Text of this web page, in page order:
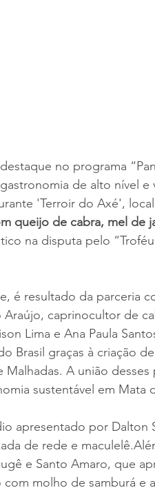
no programa
de alto nível e
'Terroir do Axé',
queijo de cabra, mel de
na disputa pelo
é resultado da parceria
caprinocultor de
Lima e Ana Paula
Brasil graças à criação
A união
sustentável em Mata
apresentado por Dalton
de rede e
e Santo Amaro, que
molho de samburá e